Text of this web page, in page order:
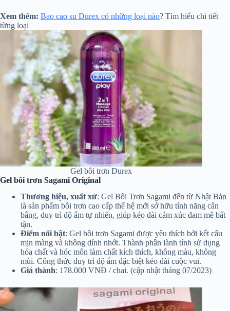
Xem thêm: Bao cao su Durex có những loại nào? Tìm hiểu chi tiết
từng loại
Gel bôi trơn Durex
Gel bôi trơn Sagami Original
Thương hiệu, xuất xứ: Gel Bôi Trơn Sagami đến từ Nhật Bản
là sản phẩm bôi trơn cao cấp thế hệ mới sở hữu tính năng cân
bằng, duy trì độ ẩm tự nhiên, giúp kéo dài cảm xúc đam mê bất
tận.
Điểm nổi bật: Gel bôi trơn Sagami được yêu thích bởi kết cấu
mịn màng và không dính nhớt. Thành phần lành tính sử dụng
hóa chất và hóc môn làm chất kích thích, không màu, không
mùi. Công thức duy trì độ ẩm đặc biệt kéo dài cuộc vui.
Giá thành: 178.000 VNĐ / chai. (cập nhật tháng 07/2023)